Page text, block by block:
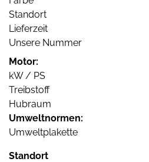
Standort
Lieferzeit
Unsere Nummer
Motor:
kW / PS
Treibstoff
Hubraum
Umweltnormen:
Umweltplakette
Standort